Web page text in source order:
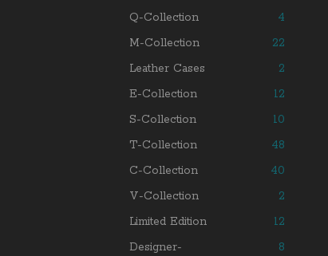
Q-Collection
4
M-Collection
22
Leather Cases
2
E-Collection
12
S-Collection
10
T-Collection
48
C-Collection
40
V-Collection
2
Limited Edition
12
Designer-
8